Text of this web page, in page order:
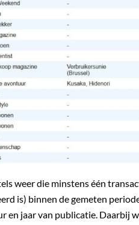
weer die minstens één
is) binnen de gemeten
en jaar van publicatie. Daarbij